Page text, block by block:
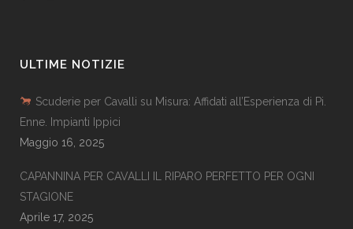
ULTIME NOTIZIE
Scuderie per Cavalli su Misura: Affidati all’Esperienza di Pi.
Enne. Impianti Ippici
Maggio 16, 2025
CAPANNINA PER CAVALLI IL RIPARO PERFETTO PER OGNI
STAGIONE
Aprile 17, 2025